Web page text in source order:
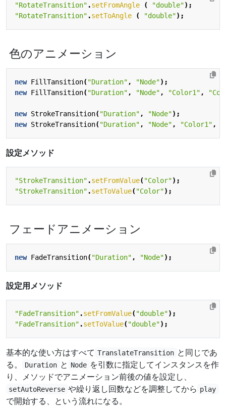
"RotateTransition" .setFromAngle ( "double");
"RotateTransition" .setToAngle ( "double");
色のアニメーション
new FillTansition("Duration" , "Node");
new FillTansition("Duration" , "Node" , "Color1" ,
new StrokeTransition("Duration" , "Node");
new StrokeTransition("Duration" , "Node" , "Color1" ,
設定メソッド
"StrokeTransition" .setFromValue("Color");
"StrokeTransition" .setToValue("Color");
フェードアニメーション
new FadeTransition("Duration" , "Node");
設定用メソッド
"FadeTransition" .setFromValue("double");
"FadeTransition" .setToValue("double");
基本的な使い方はすべて TranslateTransition と同じであ
る。
Duration と Node を引数に指定してインスタンスを作
り、メソッドでアニメーション前後の値を設定し、
setAutoReverse や繰り返し回数などを調整してから play
で開始する、という流れになる。